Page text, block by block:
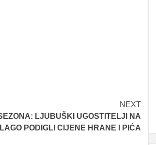
NEXT
LJUBUŠKI UGOSTITELJI NA
PODIGLI CIJENE HRANE I PIĆA